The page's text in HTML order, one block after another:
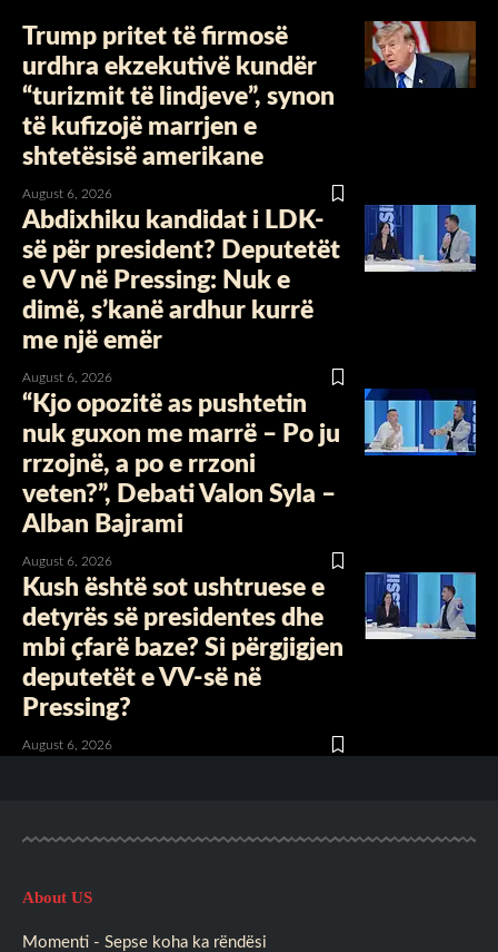
Trump pritet të firmosë
urdhra ekzekutivë kundër
“turizmit të lindjeve”, synon
të kufizojë marrjen e
shtetësisë amerikane
August 6, 2026
Abdixhiku kandidat i LDK-
së për president? Deputetët
e VV në Pressing: Nuk e
dimë, s’kanë ardhur kurrë
me një emër
August 6, 2026
“Kjo opozitë as pushtetin
nuk guxon me marrë – Po ju
rrzojnë, a po e rrzoni
veten?”, Debati Valon Syla –
Alban Bajrami
August 6, 2026
Kush është sot ushtruese e
detyrës së presidentes dhe
mbi çfarë baze? Si përgjigjen
deputetët e VV-së në
Pressing?
August 6, 2026
About US
Momenti - Sepse koha ka rëndësi